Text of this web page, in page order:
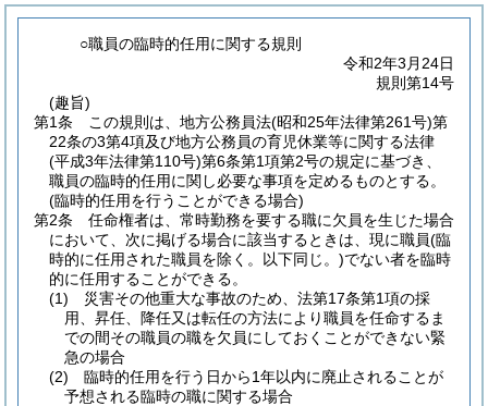
○職員の臨時的任用に関する規則
令和2年3月24日
規則第14号
(趣旨)
第1条
この規則は、地方公務員法(昭和25年法律第261号)第
22条の3第4項及び地方公務員の育児休業等に関する法律
(平成3年法律第110号)第6条第1項第2号の規定に基づき、
職員の臨時的任用に関し必要な事項を定めるものとする。
(臨時的任用を行うことができる場合)
第2条
任命権者は、常時勤務を要する職に欠員を生じた場合
において、次に掲げる場合に該当するときは、現に職員(臨
時的に任用された職員を除く。以下同じ。)でない者を臨時
的に任用することができる。
(1)
災害その他重大な事故のため、法第17条第1項の採
用、昇任、降任又は転任の方法により職員を任命するま
での間その職員の職を欠員にしておくことができない緊
急の場合
(2)
臨時的任用を行う日から1年以内に廃止されることが
予想される臨時の職に関する場合